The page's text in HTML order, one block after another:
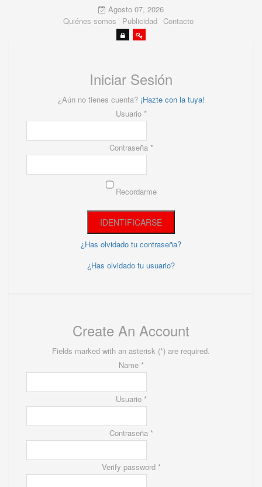
Agosto 07, 2026
Quiénes somos
Publicidad Contacto
Iniciar Sesión
¿Aún no tienes cuenta? ¡Hazte con la tuya!
Usuario *
Contraseña *
Recordarme
¿Has olvidado tu contraseña?
¿Has olvidado tu usuario?
Create An Account
Fields marked with an asterisk (*) are required.
Name *
Usuario *
Contraseña *
Verify password *